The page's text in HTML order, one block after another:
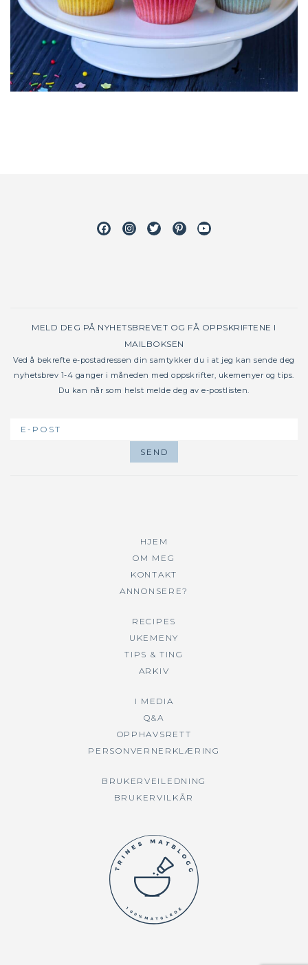
FacebookInstagram
TwitterPinterestYoutube
MELD DEG PÅ NYHETSBREVET OG FÅ OPPSKRIFTENE I
MAILBOKSEN
Ved å bekrefte e-postadressen din samtykker du i at jeg kan sende deg
nyhetsbrev 1-4 ganger i måneden med oppskrifter, ukemenyer og tips.
Du kan når som helst melde deg av e-postlisten.
HJEM
OM MEG
KONTAKT
ANNONSERE?
RECIPES
UKEMENY
TIPS & TING
ARKIV
I MEDIA
Q&A
OPPHAVSRETT
PERSONVERNERKLÆRING
BRUKERVEILEDNING
BRUKERVILKÅR